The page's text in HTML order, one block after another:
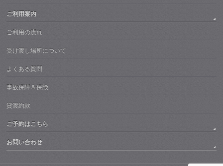
ご利用案内
ご利用の流れ
受け渡し場所について
よくある質問
事故保障＆保険
貸渡約款
ご予約はこちら
お問い合わせ